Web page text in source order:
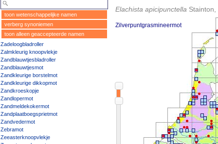
toon wetenschappelijke namen
verberg synoniemen
toon alleen geaccepteerde namen
Zadeloogbladroller
Zalmkleurig knoopvlekje
Zandblauwtjesbladroller
Zandblauwtjesmot
Zandkleurige borstelmot
Zandkleurige dikkopmot
Zandkroeskopje
Zandlopermot
Zandmeldekokermot
Zandplaatboegsprietmot
Zandvedermot
Zebramot
Zeeasterknoopvlekje
Elachista apicipunctella Stainton,
Zilverpuntgrasmineermot